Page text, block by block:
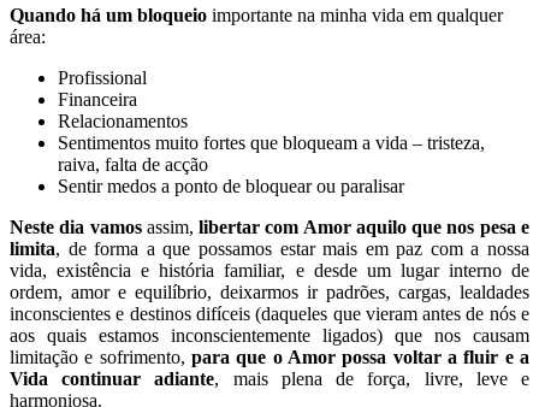
Quando há um bloqueio importante na minha vida em qualquer
área:
Profissional
Financeira
Relacionamentos
Sentimentos muito fortes que bloqueam a vida – tristeza,
raiva, falta de acção
Sentir medos a ponto de bloquear ou paralisar
Neste dia vamosassim,libertar com Amor aquilo que nos pesa e
limita, de forma a que possamos estar mais em paz com a nossa
vida, existência e história familiar, e desde um lugar interno de
ordem, amor e equilíbrio, deixarmos ir padrões, cargas, lealdades
inconscientes e destinos difíceis (daqueles que vieram antes de nós e
aos quais estamos inconscientemente ligados) que nos causam
limitação e sofrimento, para que o Amor possa voltar a fluir e a
Vida continuar adiante, mais plena de força, livre, leve e
harmoniosa.